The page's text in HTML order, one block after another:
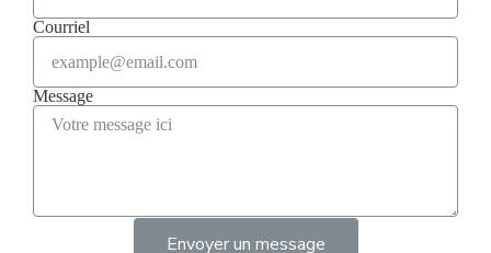
Courriel
Message
Envoyer un message